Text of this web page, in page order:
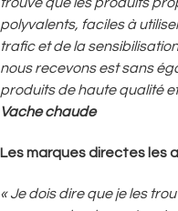
trouvé que les produits
polyvalents, faciles à
trafic et de la
nous recevons est sans
produits de haute qualité
Vache chaude
Les marques directes les
« Je dois dire que je les